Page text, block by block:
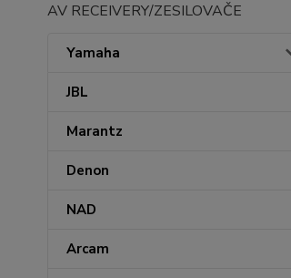
AV RECEIVERY/ZESILOVAČE
Yamaha
JBL
Marantz
Denon
NAD
Arcam